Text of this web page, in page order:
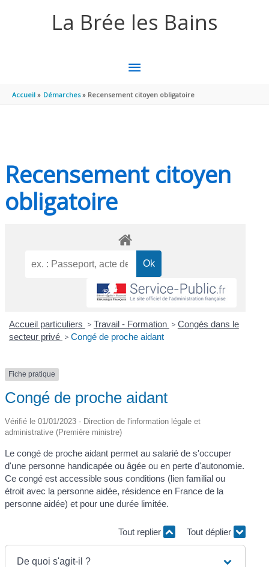
La Brée les Bains
MENU
PRINCIPAL
Accueil Démarches Recensement citoyen obligatoire
Recensement citoyen
obligatoire
Accueil particuliers > Travail - Formation > Congés dans le
secteur privé > Congé de proche aidant
Fiche pratique
Congé de proche aidant
Vérifié le 01/01/2023 - Direction de l'information légale et
administrative (Première ministre)
Le congé de proche aidant permet au salarié de s'occuper
d'une personne handicapée ou âgée ou en perte d'autonomie.
Ce congé est accessible sous conditions (lien familial ou
étroit avec la personne aidée, résidence en France de la
personne aidée) et pour une durée limitée.
Tout replier Tout déplier
De quoi s'agit-il ?